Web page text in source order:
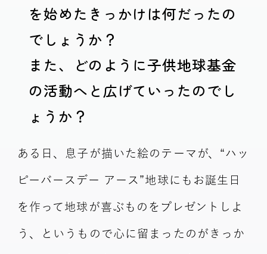
を始めたきっかけは何だったの
でしょうか？
また、どのように子供地球基金
の活動へと広げていったのでし
ょうか？
ある日、息子が描いた絵のテーマが、“ハッ
ピーバースデー アース”地球にもお誕生日
を作って地球が喜ぶものをプレゼントしよ
う、というもので心に留まったのがきっか